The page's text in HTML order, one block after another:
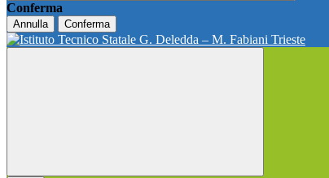
Conferma
Annulla Conferma